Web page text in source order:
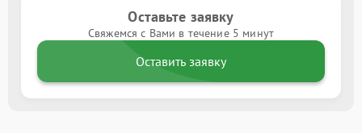
Оставьте заявку
Свяжемся с Вами в течение 5 минут
Оставить заявку